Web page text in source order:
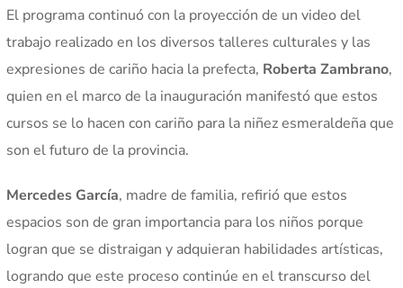
El programa continuó con la proyección de un video del
trabajo realizado en los diversos talleres culturales y las
expresiones de cariño hacia la prefecta, Roberta Zambrano,
quien en el marco de la inauguración manifestó que estos
cursos se lo hacen con cariño para la niñez esmeraldeña que
son el futuro de la provincia.
Mercedes García, madre de familia, refirió que estos
espacios son de gran importancia para los niños porque
logran que se distraigan y adquieran habilidades artísticas,
logrando que este proceso continúe en el transcurso del